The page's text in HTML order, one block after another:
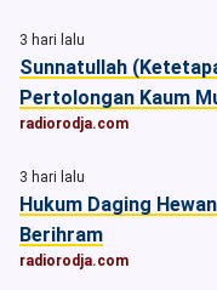
3 hari lalu
Sunnatullah
Pertolongan Kaum
radiorodja.com
3 hari lalu
Hukum Daging
Berihram
radiorodja.com